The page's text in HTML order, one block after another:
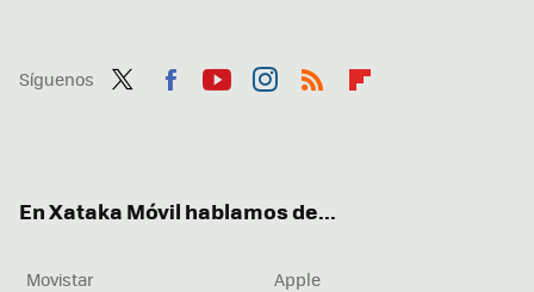
Síguenos
En Xataka Móvil hablamos de...
Movistar
Apple